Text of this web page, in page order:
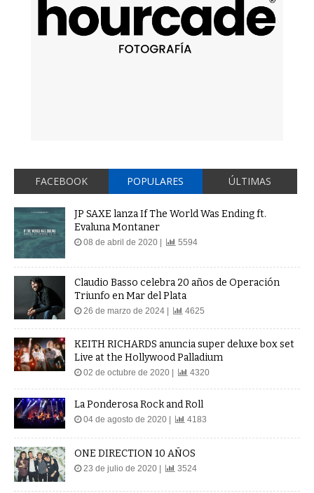
FACEBOOK POPULARES ÚLTIMAS
JP SAXE lanza If The World Was Ending ft.
Evaluna Montaner
08 de abril de 2020 | 5594
Claudio Basso celebra 20 años de Operación
Triunfo en Mar del Plata
26 de marzo de 2024 | 4625
KEITH RICHARDS anuncia super deluxe box set
Live at the Hollywood Palladium
02 de octubre de 2020 | 4320
La Ponderosa Rock and Roll
04 de agosto de 2020 | 4183
ONE DIRECTION 10 AÑOS
23 de julio de 2020 | 3524